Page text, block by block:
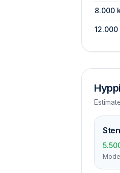
8.000
12.000